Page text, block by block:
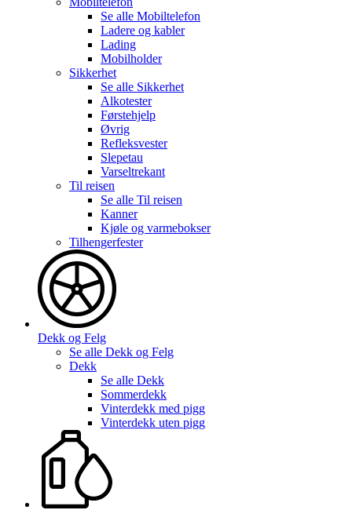
Se alle Mobiltelefon
Ladere og kabler
Lading
Mobilholder
Sikkerhet
Se alle Sikkerhet
Alkotester
Førstehjelp
Øvrig
Refleksvester
Slepetau
Varseltrekant
Til reisen
Se alle Til reisen
Kanner
Kjøle og varmebokser
Tilhengerfester
Dekk og Felg
Se alle Dekk og Felg
Dekk
Se alle Dekk
Sommerdekk
Vinterdekk med pigg
Vinterdekk uten pigg